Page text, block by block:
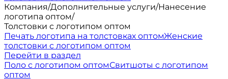
Компания/Дополнительные услуги/Нанесение
логотипа оптом/
Толстовки с логотипом оптом
Печать логотипа на толстовках оптомЖенские
толстовки с логотипом оптом
Перейти в раздел
Поло с логотипом оптомСвитшоты с логотипом
оптом